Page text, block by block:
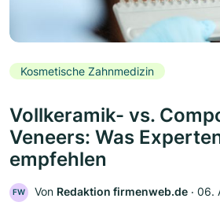
Kosmetische Zahnmedizin
Vollkeramik- vs.
Veneers: Was
empfehlen
FW Von Redaktion firmenweb.de ‧ 06.